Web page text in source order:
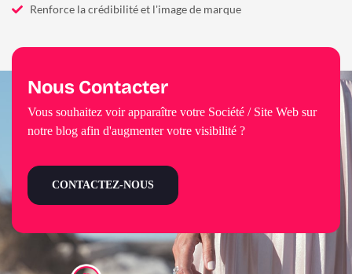
Renforce la crédibilité et l'image de marque
Nous Contacter
Vous souhaitez voir apparaître votre Société / Site Web sur
notre blog afin d'augmenter votre visibilité ?
CONTACTEZ-NOUS